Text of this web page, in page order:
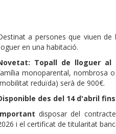
a persones que viuen
en una habitació.
Topall de lloguer al
monoparental, nombrosa
reduïda) serà de 900€.
des del 14 d'abril
disposar del
i el certificat de titularitat